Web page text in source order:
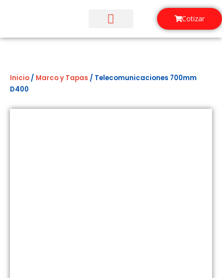
Cotizar
Inicio / Marco y Tapas / Telecomunicaciones 700mm
D400